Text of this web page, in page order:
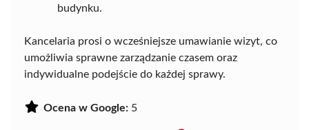
budynku.
Kancelaria prosi o wcześniejsze umawianie wizyt, co
umożliwia sprawne zarządzanie czasem oraz
indywidualne podejście do każdej sprawy.
Ocena w Google: 5